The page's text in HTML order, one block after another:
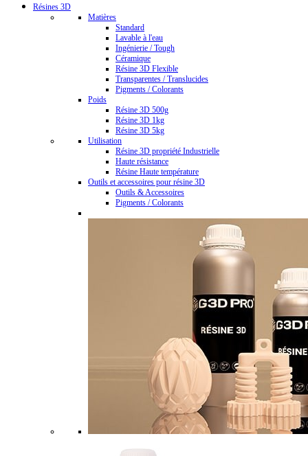
Résines 3D
Matières
Standard
Lavable à l'eau
Ingénierie / Tough
Céramique
Résine 3D Flexible
Transparentes / Translucides
Pigments / Colorants
Poids
Résine 3D 500g
Résine 3D 1kg
Résine 3D 5kg
Utilisation
Résine 3D propriété Industrielle
Haute résistance
Résine Haute température
Outils et accessoires pour résine 3D
Outils & Accessoires
Pigments / Colorants